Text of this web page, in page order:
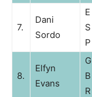
7.
Dani
Sordo
E
S
P
8.
Elfyn
Evans
G
B
R